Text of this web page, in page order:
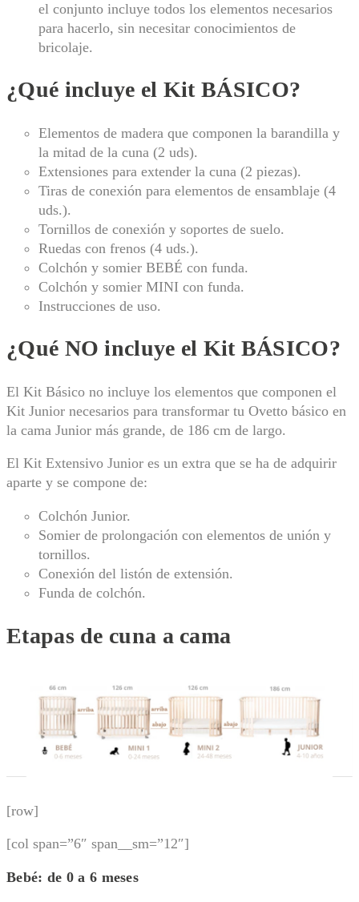
el conjunto incluye todos los elementos necesarios
para hacerlo, sin necesitar conocimientos de
bricolaje.
¿Qué incluye el Kit BÁSICO?
Elementos de madera que componen la barandilla y
la mitad de la cuna (2 uds).
Extensiones para extender la cuna (2 piezas).
Tiras de conexión para elementos de ensamblaje (4
uds.).
Tornillos de conexión y soportes de suelo.
Ruedas con frenos (4 uds.).
Colchón y somier BEBÉ con funda.
Colchón y somier MINI con funda.
Instrucciones de uso.
¿Qué NO incluye el Kit BÁSICO?
El Kit Básico no incluye los elementos que componen el
Kit Junior necesarios para transformar tu Ovetto básico en
la cama Junior más grande, de 186 cm de largo.
El Kit Extensivo Junior es un extra que se ha de adquirir
aparte y se compone de:
Colchón Junior.
Somier de prolongación con elementos de unión y
tornillos.
Conexión del listón de extensión.
Funda de colchón.
Etapas de cuna a cama
[row]
[col span=”6″ span__sm=”12″]
Bebé: de 0 a 6 meses